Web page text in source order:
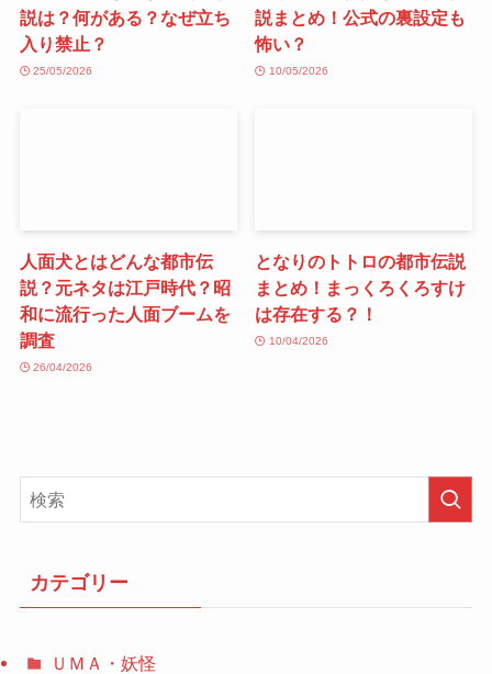
説は？何がある？なぜ立ち
入り禁止？
25/05/2026
説まとめ！公式の裏設定も
怖い？
10/05/2026
人面犬とはどんな都市伝
説？元ネタは江戸時代？昭
和に流行った人面ブームを
調査
26/04/2026
となりのトトロの都市伝説
まとめ！まっくろくろすけ
は存在する？！
10/04/2026
カテゴリー
ＵＭＡ・妖怪